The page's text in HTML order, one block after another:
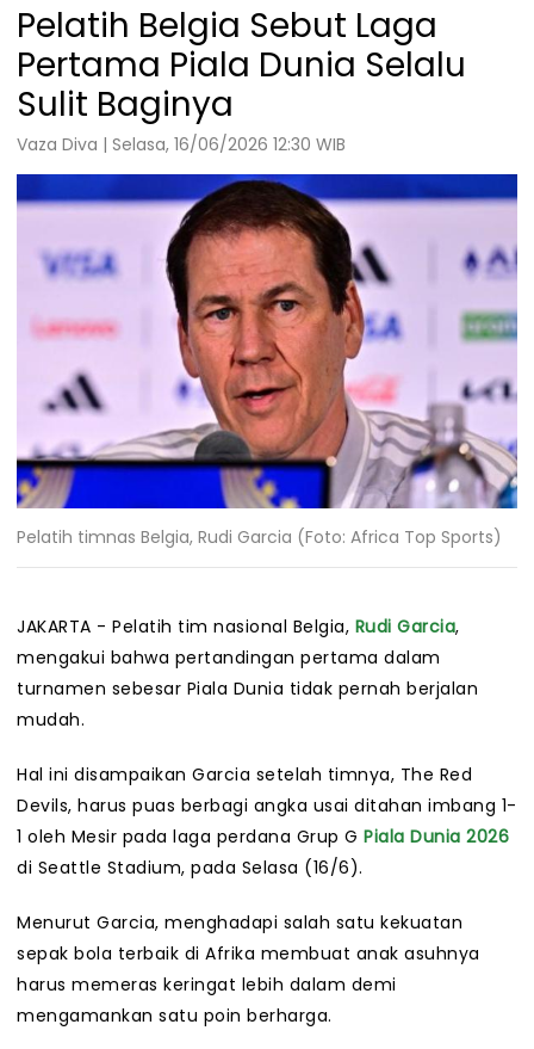
Pelatih Belgia Sebut Laga
Pertama Piala Dunia Selalu
Sulit Baginya
Vaza Diva | Selasa, 16/06/2026 12:30 WIB
Pelatih timnas Belgia, Rudi Garcia (Foto: Africa Top Sports)
JAKARTA - Pelatih tim nasional Belgia, Rudi Garcia,
mengakui bahwa pertandingan pertama dalam
turnamen sebesar Piala Dunia tidak pernah berjalan
mudah.
Hal ini disampaikan Garcia setelah timnya, The Red
Devils, harus puas berbagi angka usai ditahan imbang 1-
1 oleh Mesir pada laga perdana Grup G Piala Dunia 2026
di Seattle Stadium, pada Selasa (16/6).
Menurut Garcia, menghadapi salah satu kekuatan
sepak bola terbaik di Afrika membuat anak asuhnya
harus memeras keringat lebih dalam demi
mengamankan satu poin berharga.